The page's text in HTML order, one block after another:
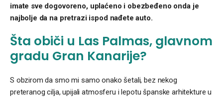
imate sve dogovoreno, uplaćeno i obezbeđeno onda je
najbolje da na pretrazi ispod nađete auto.
Šta običi u Las Palmas, glavnom
gradu Gran Kanarije?
S obzirom da smo mi samo onako šetali, bez nekog
preteranog cilja, upijali atmosferu i lepotu španske arhitekture u